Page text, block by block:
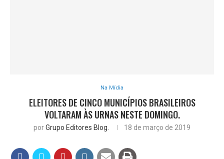
Na Mídia
ELEITORES DE CINCO MUNICÍPIOS BRASILEIROS
VOLTARAM ÀS URNAS NESTE DOMINGO.
porGrupo Editores Blog. 18 de março de 2019